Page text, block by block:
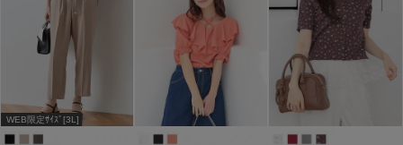
WEB限定ｻｲｽﾞ[3L]